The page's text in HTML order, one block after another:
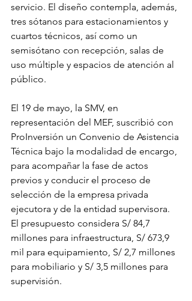
servicio. El diseño contempla, además,
tres sótanos para estacionamientos y
cuartos técnicos, así como un
semisótano con recepción, salas de
uso múltiple y espacios de atención al
público.
El 19 de mayo, la SMV, en
representación del MEF, suscribió con
ProInversión un Convenio de Asistencia
Técnica bajo la modalidad de encargo,
para acompañar la fase de actos
previos y conducir el proceso de
selección de la empresa privada
ejecutora y de la entidad supervisora.
El presupuesto considera S/ 84,7
millones para infraestructura, S/ 673,9
mil para equipamiento, S/ 2,7 millones
para mobiliario y S/ 3,5 millones para
supervisión.